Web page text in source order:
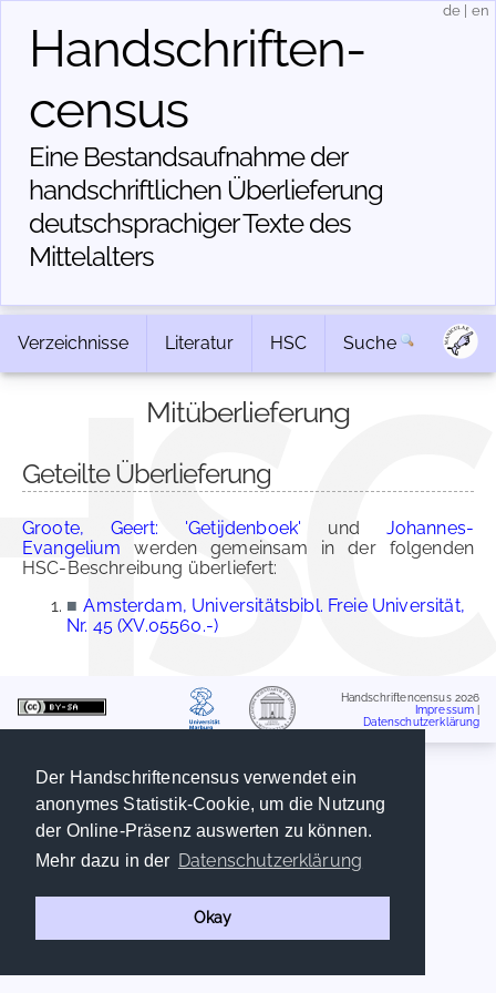
Der Handschriftencensus verwendet ein
anonymes Statistik-Cookie, um die Nutzung
der Online-Präsenz auswerten zu können.
Mehr dazu in der Datenschutzerklärung
Okay
Handschriften­
census
Eine Bestandsaufnahme der
handschriftlichen Über­lieferung
deutschsprachiger Texte des
Mittelalters
de en
Verzeichnisse Literatur HSC Suche
Mitüberlieferung
Geteilte Überlieferung
Groote, Geert: 'Getijdenboek' und Johannes-
Evangelium werden gemeinsam in der folgenden
HSC-Beschreibung überliefert:
■ Amsterdam, Universitätsbibl. Freie Universität,
Nr. 45 (XV.05560.-)
Handschriftencensus 2026
Impressum
Datenschutzerklärung